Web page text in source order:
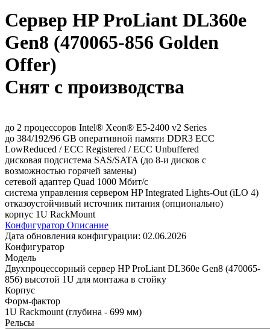
Сервер HP ProLiant DL360e
Gen8 (470065-856 Golden
Offer)
Снят с производства
до 2 процессоров Intel® Xeon® E5-2400 v2 Series
до 384/192/96 GB оперативной памяти DDR3 ECC
LowReduced / ECC Registered / ECC Unbuffered
дисковая подсистема SAS/SATA (до 8-и дисков с
возможностью горячей замены)
сетевой адаптер Quad 1000 Мбит/с
система управления сервером HP Integrated Lights-Out (iLO 4)
отказоустойчивый источник питания (опционально)
корпус 1U RackMount
Конфигуратор Описание
Дата обновления конфигурации: 02.06.2026
Конфигуратор
Модель
Двухпроцессорный сервер HP ProLiant DL360e Gen8 (470065-
856) высотой 1U для монтажа в стойку
Корпус
Форм-фактор
1U Rackmount (глубина - 699 мм)
Рельсы